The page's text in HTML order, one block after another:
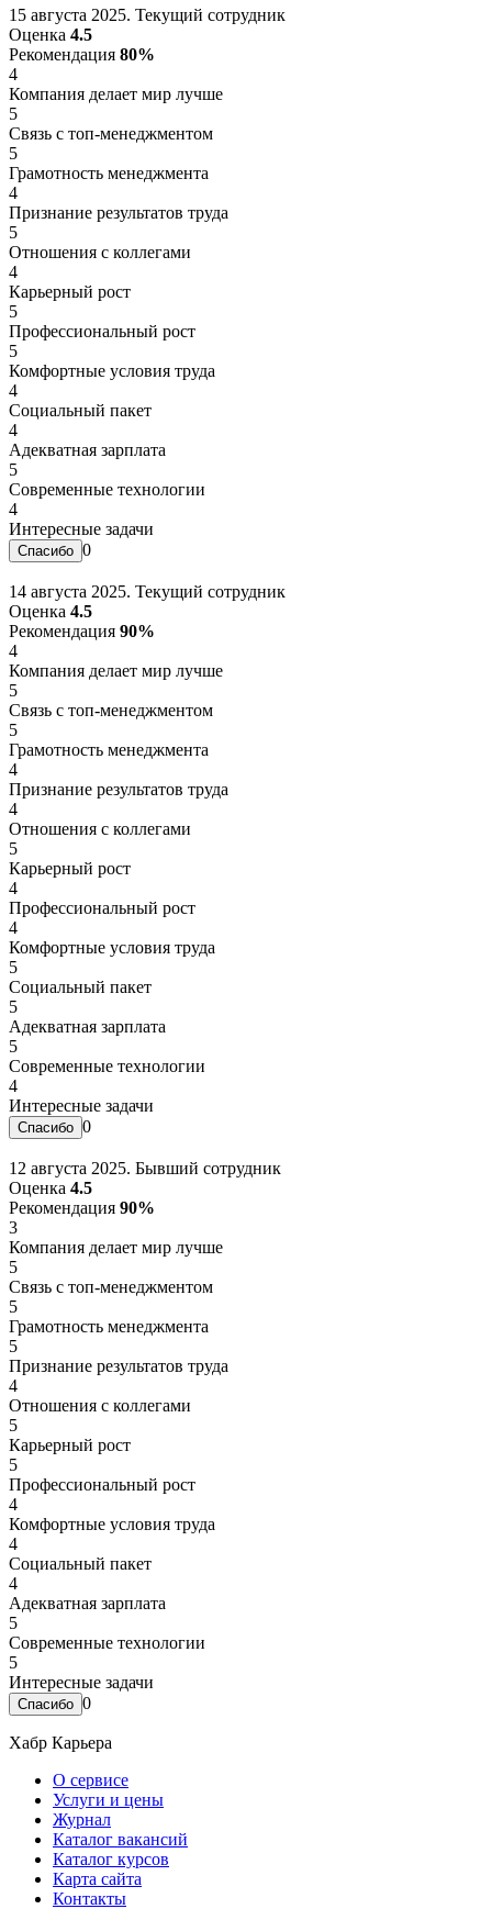
15 августа 2025. Текущий сотрудник
Оценка 4.5
Рекомендация 80%
4
Компания делает мир лучше
5
Связь с топ-менеджментом
5
Грамотность менеджмента
4
Признание результатов труда
5
Отношения с коллегами
4
Карьерный рост
5
Профессиональный рост
5
Комфортные условия труда
4
Социальный пакет
4
Адекватная зарплата
5
Современные технологии
4
Интересные задачи
0
14 августа 2025. Текущий сотрудник
Оценка 4.5
Рекомендация 90%
4
Компания делает мир лучше
5
Связь с топ-менеджментом
5
Грамотность менеджмента
4
Признание результатов труда
4
Отношения с коллегами
5
Карьерный рост
4
Профессиональный рост
4
Комфортные условия труда
5
Социальный пакет
5
Адекватная зарплата
5
Современные технологии
4
Интересные задачи
0
12 августа 2025. Бывший сотрудник
Оценка 4.5
Рекомендация 90%
3
Компания делает мир лучше
5
Связь с топ-менеджментом
5
Грамотность менеджмента
5
Признание результатов труда
4
Отношения с коллегами
5
Карьерный рост
5
Профессиональный рост
4
Комфортные условия труда
4
Социальный пакет
4
Адекватная зарплата
5
Современные технологии
5
Интересные задачи
0
Хабр Карьера
О сервисе
Услуги и цены
Журнал
Каталог вакансий
Каталог курсов
Карта сайта
Контакты